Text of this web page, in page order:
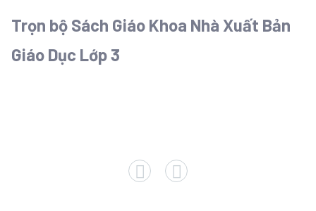
Trọn bộ Sách Giáo Khoa Nhà Xuất Bản
Giáo Dục Lớp 3